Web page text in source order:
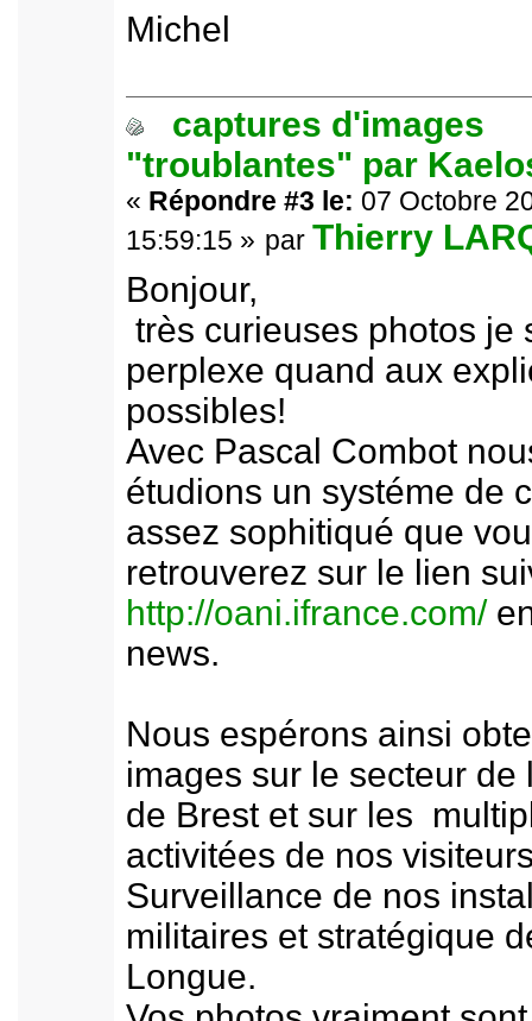
Michel
captures d'images
"troublantes" par
« Répondre #3 le: 07 Octobre
15:59:15 » par Thierry
Bonjour,
très curieuses photos je
perplexe quand aux
possibles!
Avec Pascal Combot
étudions un systéme de
assez sophitiqué que
retrouverez sur le lien
http://oani.ifrance.com/
news.
Nous espérons ainsi
images sur le secteur de
de Brest et sur les
activitées de nos
Surveillance de nos
militaires et stratégique
Longue.